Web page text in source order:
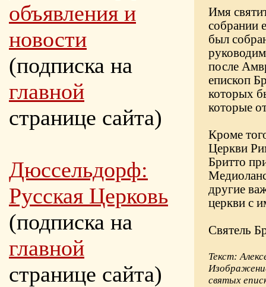
объявления и
новости
(подписка на
главной
странице сайта)
Дюссельдорф:
Русская Церковь
(подписка на
главной
странице сайта)
Имя
собрании
был
после
епископ
которых
которые
Кроме
Церкви
Бритто
другие
церкви с
Святель
Текст:
святых